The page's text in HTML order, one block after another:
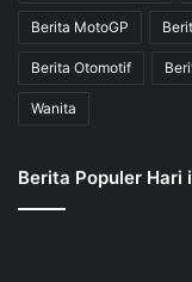
Berita MotoGP
Berita Otomotif
Wanita
Berita Populer Hari